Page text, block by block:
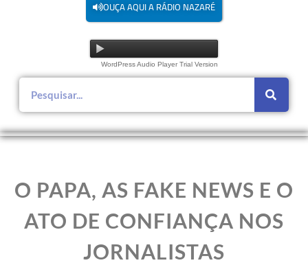
OUÇA AQUI A RÁDIO NAZARÉ
WordPress Audio Player Trial Version
O PAPA, AS FAKE NEWS E O
ATO DE CONFIANÇA NOS
JORNALISTAS